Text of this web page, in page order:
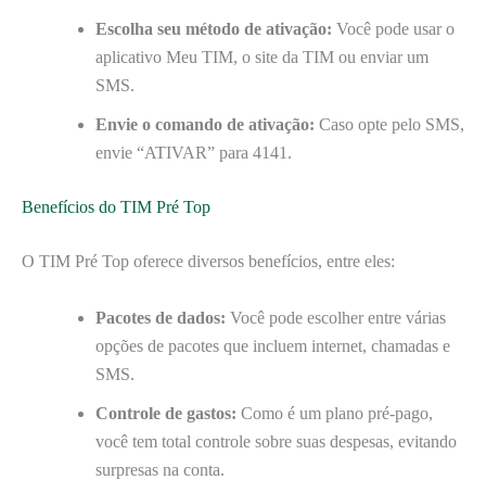
Escolha seu método de ativação: Você pode usar o
aplicativo Meu TIM, o site da TIM ou enviar um
SMS.
Envie o comando de ativação: Caso opte pelo SMS,
envie “ATIVAR” para 4141.
Benefícios do TIM Pré Top
O TIM Pré Top oferece diversos benefícios, entre eles:
Pacotes de dados: Você pode escolher entre várias
opções de pacotes que incluem internet, chamadas e
SMS.
Controle de gastos: Como é um plano pré-pago,
você tem total controle sobre suas despesas, evitando
surpresas na conta.